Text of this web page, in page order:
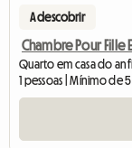
A descobrir
Chambre Pour Fille
Quarto em casa do
1 pessoas | Mínimo de